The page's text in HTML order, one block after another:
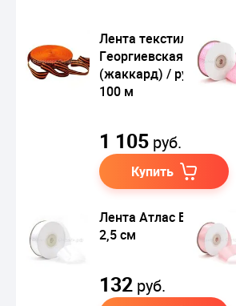
Лента текстильная
Георгиевская
(жаккард) / рулон
100 м
1 105 руб.
Купить
Лента Атлас Белый
2,5 см
132 руб.